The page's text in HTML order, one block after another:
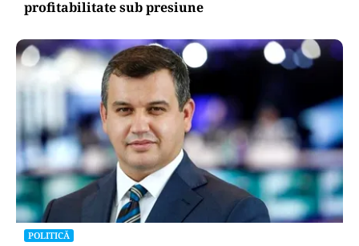
profitabilitate sub presiune
POLITICĂ